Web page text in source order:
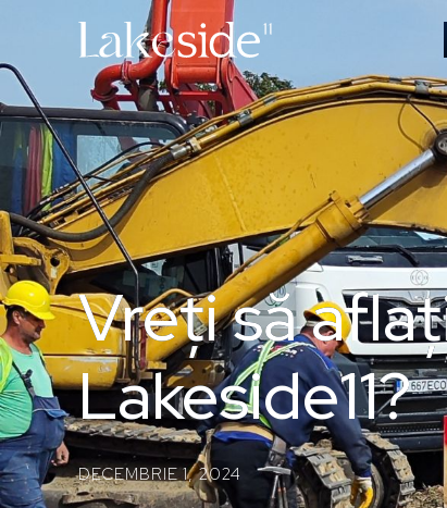
Vreți să
Lakeside11?
DECEMBRIE 1, 2024